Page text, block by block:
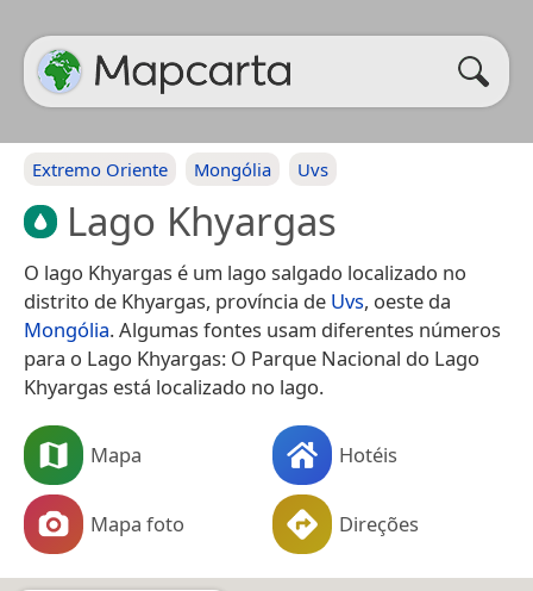
Extremo Oriente Mongólia Uvs
Lago Khyargas
O lago Khyargas é um lago salgado localizado no
distrito de Khyargas, província de Uvs, oeste da
Mongólia. Algumas fontes usam diferentes números
para o Lago Khyargas: O Parque Nacional do Lago
Khyargas está localizado no lago.
Mapa Hotéis
Mapa foto Direções